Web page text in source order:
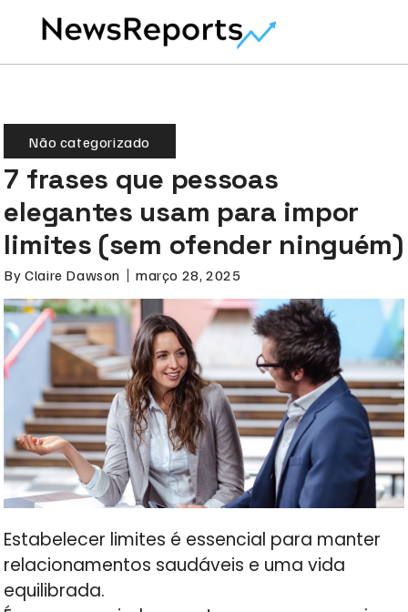
Não categorizado
7 frases que pessoas
elegantes usam para impor
limites (sem ofender ninguém)
By Claire Dawson março 28, 2025
Estabelecer limites é essencial para manter
relacionamentos saudáveis e uma vida
equilibrada.